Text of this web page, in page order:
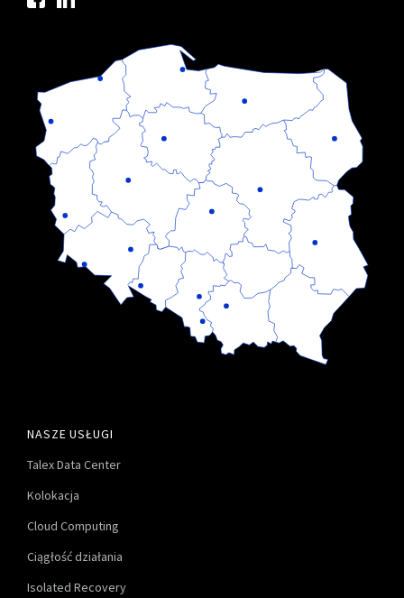
NASZE USŁUGI
Talex Data Center
Kolokacja
Cloud Computing
Ciągłość działania
Isolated Recovery